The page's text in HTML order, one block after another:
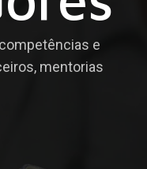
e
mentorias